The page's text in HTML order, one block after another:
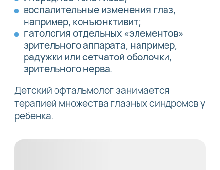
воспалительные изменения глаз,
например, конъюнктивит;
патология отдельных «элементов»
зрительного аппарата, например,
радужки или сетчатой оболочки,
зрительного нерва.
Детский офтальмолог занимается
терапией множества глазных синдромов у
ребенка.